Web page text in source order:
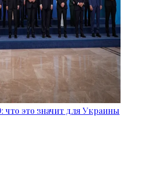
это значит для Украины